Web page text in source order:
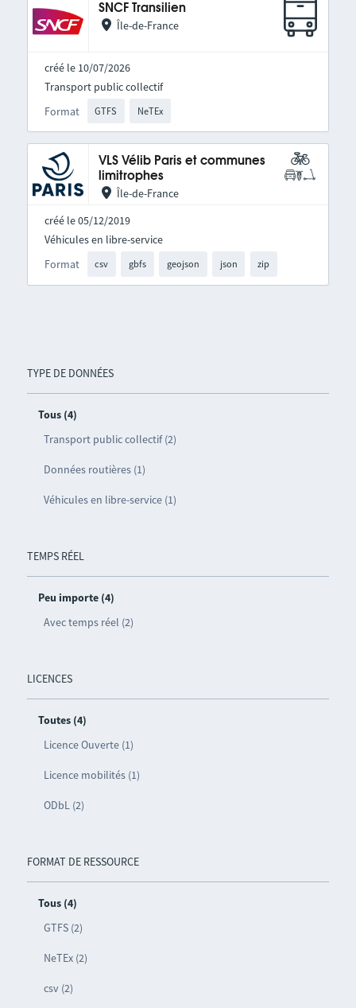
TYPE DE DONNÉES
Tous (4)
Transport public collectif (2)
Données routières (1)
Véhicules en libre-service (1)
TEMPS RÉEL
Peu importe (4)
Avec temps réel (2)
LICENCES
Toutes (4)
Licence Ouverte (1)
Licence mobilités (1)
ODbL (2)
FORMAT DE RESSOURCE
Tous (4)
GTFS (2)
NeTEx (2)
csv (2)
SNCF Transilien
Île-de-France
créé le 10/07/2026
Format GTFS NeTEx
Transport public collectif
VLS Vélib Paris et communes
limitrophes
Île-de-France
créé le 05/12/2019
Format csv gbfs geojson json zip
Véhicules en libre-service